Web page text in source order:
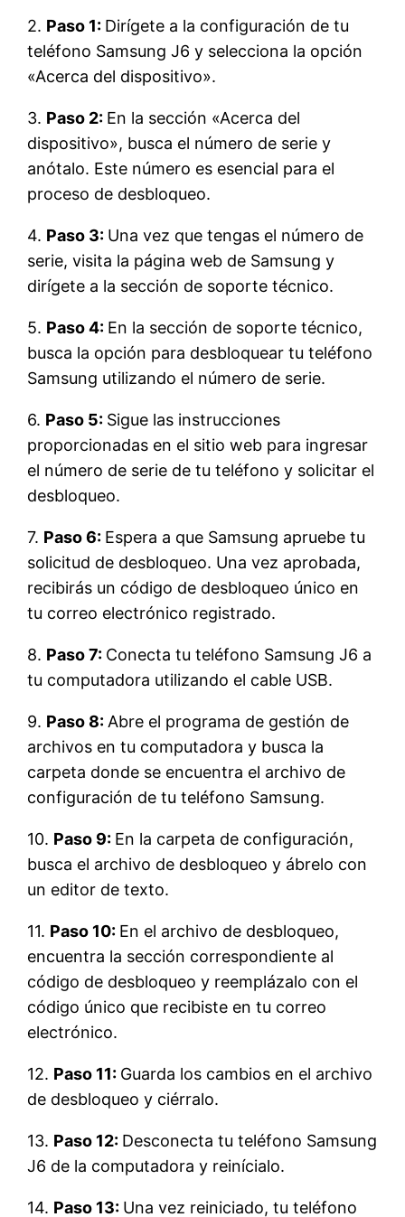
2. Paso 1: Dirígete a la configuración de tu
teléfono Samsung J6 y selecciona la opción
«Acerca del dispositivo».
3. Paso 2: En la sección «Acerca del
dispositivo», busca el número de serie y
anótalo. Este número es esencial para el
proceso de desbloqueo.
4. Paso 3: Una vez que tengas el número de
serie, visita la página web de Samsung y
dirígete a la sección de soporte técnico.
5. Paso 4: En la sección de soporte técnico,
busca la opción para desbloquear tu teléfono
Samsung utilizando el número de serie.
6. Paso 5: Sigue las instrucciones
proporcionadas en el sitio web para ingresar
el número de serie de tu teléfono y solicitar el
desbloqueo.
7. Paso 6: Espera a que Samsung apruebe tu
solicitud de desbloqueo. Una vez aprobada,
recibirás un código de desbloqueo único en
tu correo electrónico registrado.
8. Paso 7: Conecta tu teléfono Samsung J6 a
tu computadora utilizando el cable USB.
9. Paso 8: Abre el programa de gestión de
archivos en tu computadora y busca la
carpeta donde se encuentra el archivo de
configuración de tu teléfono Samsung.
10. Paso 9: En la carpeta de configuración,
busca el archivo de desbloqueo y ábrelo con
un editor de texto.
11. Paso 10: En el archivo de desbloqueo,
encuentra la sección correspondiente al
código de desbloqueo y reemplázalo con el
código único que recibiste en tu correo
electrónico.
12. Paso 11: Guarda los cambios en el archivo
de desbloqueo y ciérralo.
13. Paso 12: Desconecta tu teléfono Samsung
J6 de la computadora y reinícialo.
14. Paso 13: Una vez reiniciado, tu teléfono